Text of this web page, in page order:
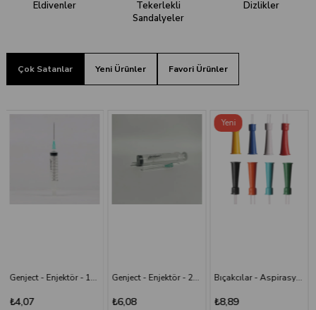
Eldivenler
Tekerlekli
Sandalyeler
Dizlikler
Çok Satanlar Yeni Ürünler Favori Ürünler
Genject - Enjektör - 20 cc 38 mm- 3P - Yeşil İğneli
₺6,08
Bıçakcılar - Aspirasyon Sondası
₺8,89
Bıçakcılar - Intraket - Sarı - 24G x 1 1/2"
₺9,82